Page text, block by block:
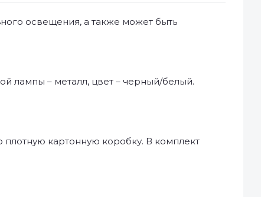
освещения, а также может быть
лампы – металл, цвет – черный/белый.
плотную картонную коробку. В комплект